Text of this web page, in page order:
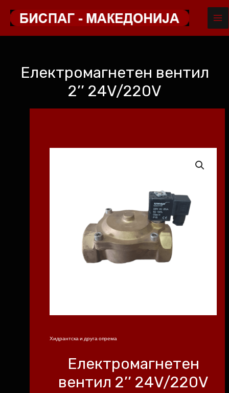
content
Електромагнетен вентил
2’’ 24V/220V
Хидрантска и друга опрема
Електромагнетен
вентил 2’’ 24V/220V